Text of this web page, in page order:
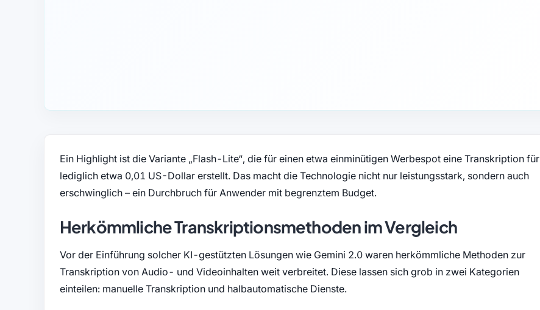
Ein Highlight ist die Variante „Flash-Lite“, die für einen etwa einminütigen Werbespot eine Transkription für
lediglich etwa 0,01 US-Dollar erstellt. Das macht die Technologie nicht nur leistungsstark, sondern auch
erschwinglich – ein Durchbruch für Anwender mit begrenztem Budget.
Herkömmliche Transkriptionsmethoden im Vergleich
Vor der Einführung solcher KI-gestützten Lösungen wie Gemini 2.0 waren herkömmliche Methoden zur
Transkription von Audio- und Videoinhalten weit verbreitet. Diese lassen sich grob in zwei Kategorien
einteilen: manuelle Transkription und halbautomatische Dienste.